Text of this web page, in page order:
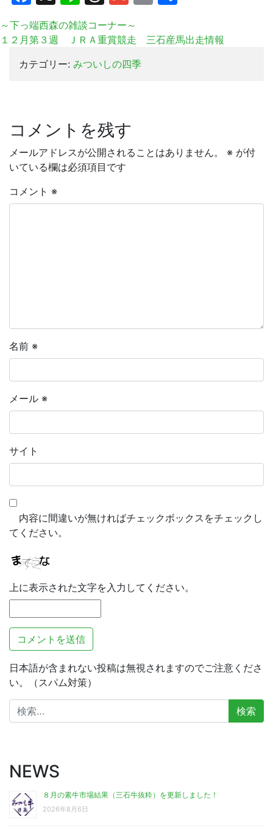
～下っ端西森の雑談コーナー～
１２月第３週 ＪＲＡ重賞競走 三石産馬出走情報
カテゴリー: みついしの四季
コメントを残す
メールアドレスが公開されることはありません。 ※ が付
いている欄は必須項目です
コメント ※
名前 ※
メール ※
サイト
内容に間違いが無ければチェックボックスをチェックし
てください。
上に表示された文字を入力してください。
日本語が含まれない投稿は無視されますのでご注意くださ
い。（スパム対策）
検
索:
NEWS
８月の素牛市場結果（三石牛抜粋）を更新しました！
2026年8月6日